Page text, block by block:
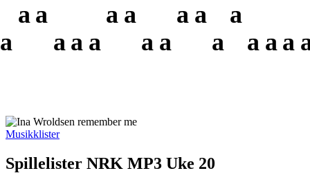
a
a
a
Musikklister
Spillelister NRK MP3 Uke 20